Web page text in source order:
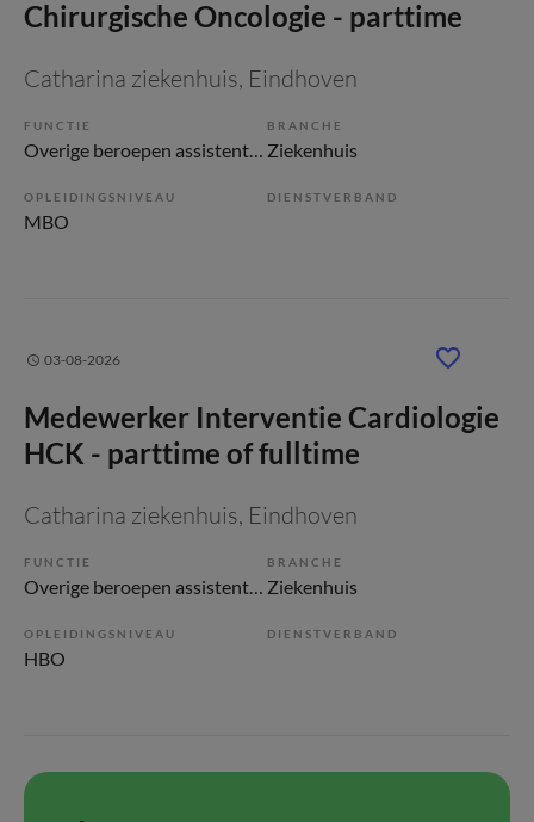
Chirurgische Oncologie - parttime
Catharina ziekenhuis, Eindhoven
FUNCTIE
Overige beroepen assistenten
BRANCHE
Ziekenhuis
OPLEIDINGSNIVEAU
MBO
DIENSTVERBAND
03-08-2026
Medewerker Interventie Cardiologie
HCK - parttime of fulltime
Catharina ziekenhuis, Eindhoven
FUNCTIE
Overige beroepen assistenten
BRANCHE
Ziekenhuis
OPLEIDINGSNIVEAU
HBO
DIENSTVERBAND